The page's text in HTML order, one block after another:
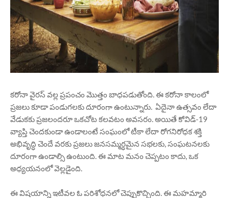
కరోనా వైరస్ వల్ల ప్రపంచం మొత్తం బాధపడుతోంది. ఈ కరోనా కాలంలో
ప్రజలు కూడా పండుగలకు దూరంగా ఉంటున్నారు. ఏదైనా ఉత్సవం లేదా
వేడుకకు ప్రజలందరూ ఒకచోట కలవటం అవసరం. అయితే కోవిడ్-19
వ్యాప్తి చెందకుండా ఉండాలంటే సంఘంలో టీకా లేదా రోగనిరోధక శక్తి
అభివృద్ధి చెందే వరకు ప్రజలు జనసమ్మర్ధమైన సభలకు, సంఘటనలకు
దూరంగా ఉండాల్సి ఉంటుంది. ఈ మాట మనం చెప్పటం కాదు, ఒక
అధ్యయనంలో వెల్లడైంది.
ఈ విషయాన్ని ఇటీవల ఓ పరిశోధనలో చెప్పుకొచ్చింది. ఈ మహమ్మారి